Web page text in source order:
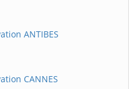
ANTIBES
CANNES